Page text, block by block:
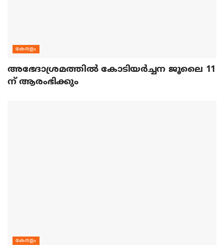
കേരളം
അഭേദാശ്രമത്തില്‍ കോടിയര്‍ച്ചന ജൂലൈ 11
ന് ആരംഭിക്കും
കേരളം